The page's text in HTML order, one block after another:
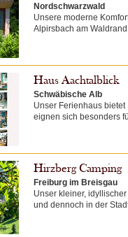
Nordschwarzwald
Unsere moderne
Alpirsbach am
Haus Aachtalblick
Schwäbische Alb
Unser Ferienhaus
eignen sich besonders
Hirzberg Camping
Freiburg im Breisgau
Unser kleiner,
und dennoch in der